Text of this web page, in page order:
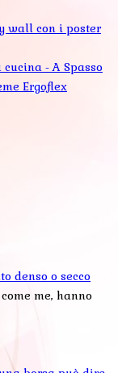
wall con i poster
- A Spasso
Ergoflex
denso o secco
come me, hanno